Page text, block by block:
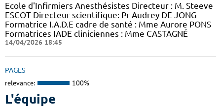
Ecole d'Infirmiers Anesthésistes Directeur : M. Steeve
ESCOT Directeur scientifique: Pr Audrey DE JONG
Formatrice I.A.D.E cadre de santé : Mme Aurore PONS
Formatrices IADE cliniciennes : Mme CASTAGNÉ
14/04/2026 18:45
PAGES
relevance: 100%
L'équipe